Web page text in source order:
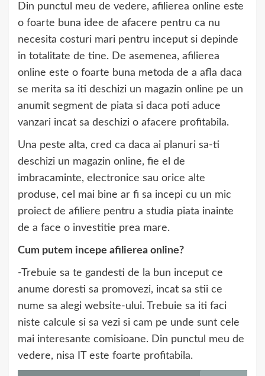
Din punctul meu de vedere, afilierea online este
o foarte buna idee de afacere pentru ca nu
necesita costuri mari pentru inceput si depinde
in totalitate de tine. De asemenea, afilierea
online este o foarte buna metoda de a afla daca
se merita sa iti deschizi un magazin online pe un
anumit segment de piata si daca poti aduce
vanzari incat sa deschizi o afacere profitabila.
Una peste alta, cred ca daca ai planuri sa-ti
deschizi un magazin online, fie el de
imbracaminte, electronice sau orice alte
produse, cel mai bine ar fi sa incepi cu un mic
proiect de afiliere pentru a studia piata inainte
de a face o investitie prea mare.
Cum putem incepe afilierea online?
-Trebuie sa te gandesti de la bun inceput ce
anume doresti sa promovezi, incat sa stii ce
nume sa alegi website-ului. Trebuie sa iti faci
niste calcule si sa vezi si cam pe unde sunt cele
mai interesante comisioane. Din punctul meu de
vedere, nisa IT este foarte profitabila.